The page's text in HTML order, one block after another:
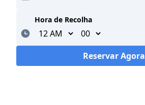
Hora de Recolha
Minutes
A carregar...
Reservar Agora